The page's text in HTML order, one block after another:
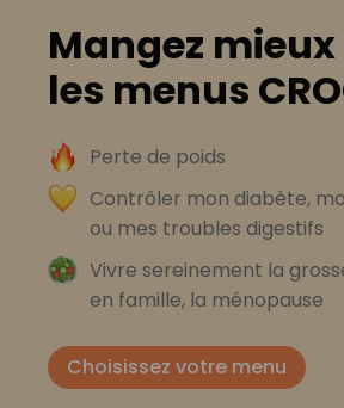
Mangez
les menus
Perte de poids
Contrôler mon diabète,
ou mes troubles digestifs
Vivre sereinement la
en famille, la ménopause
Choisissez votre menu